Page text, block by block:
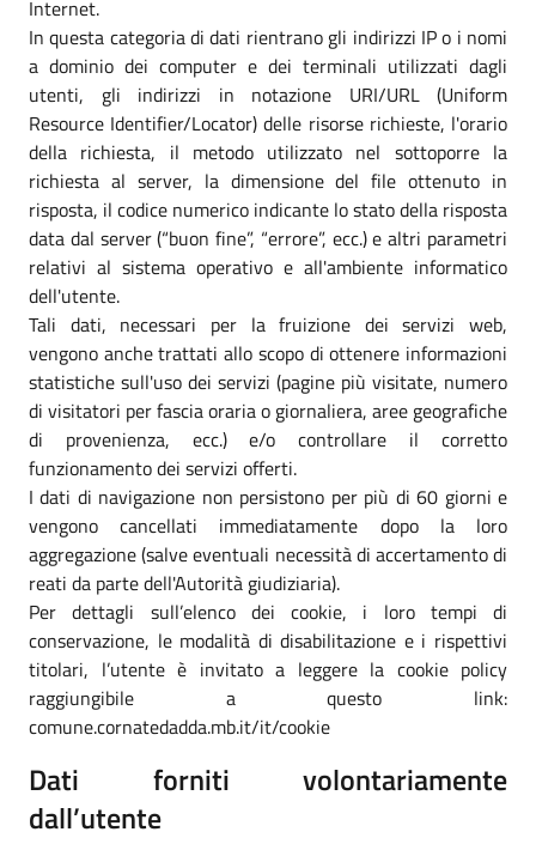
Internet.
In questa categoria di dati rientrano gli indirizzi IP o i nomi
a dominio dei computer e dei terminali utilizzati dagli
utenti, gli indirizzi in notazione URI/URL (Uniform
Resource Identifier/Locator) delle risorse richieste, l'orario
della richiesta, il metodo utilizzato nel sottoporre la
richiesta al server, la dimensione del file ottenuto in
risposta, il codice numerico indicante lo stato della risposta
data dal server (“buon fine”, “errore”, ecc.) e altri parametri
relativi al sistema operativo e all'ambiente informatico
dell'utente.
Tali dati, necessari per la fruizione dei servizi web,
vengono anche trattati allo scopo di ottenere informazioni
statistiche sull'uso dei servizi (pagine più visitate, numero
di visitatori per fascia oraria o giornaliera, aree geografiche
di provenienza, ecc.) e/o controllare il corretto
funzionamento dei servizi offerti.
I dati di navigazione non persistono per più di 60 giorni e
vengono cancellati immediatamente dopo la loro
aggregazione (salve eventuali necessità di accertamento di
reati da parte dell'Autorità giudiziaria).
Per dettagli sull’elenco dei cookie, i loro tempi di
conservazione, le modalità di disabilitazione e i rispettivi
titolari, l’utente è invitato a leggere la cookie policy
raggiungibile a questo link:
comune.cornatedadda.mb.it/it/cookie
Dati forniti volontariamente
dall’utente